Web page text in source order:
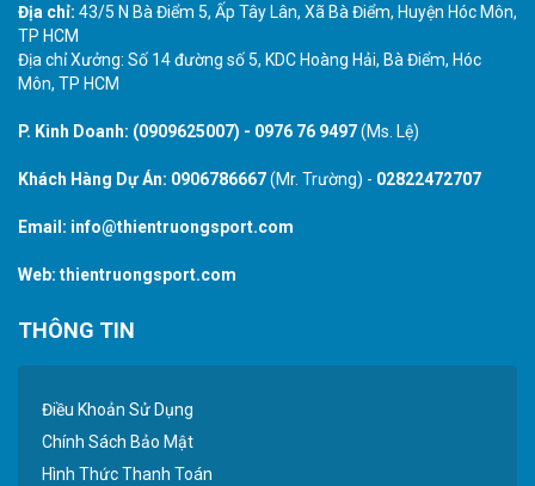
Địa chỉ: 43/5 N Bà Điểm 5, Ấp Tây Lân, Xã Bà Điểm, Huyện Hóc Môn,
TP HCM
Địa chỉ Xưởng: Số 14 đường số 5, KDC Hoàng Hải, Bà Điểm, Hóc
Môn, TP HCM
P. Kinh Doanh: (0909625007) - 0976 76 9497(Ms. Lệ)
Khách Hàng Dự Án: 0906786667(Mr. Trường) - 02822472707
Email: info@thientruongsport.com
Web: thientruongsport.com
THÔNG TIN
Điều Khoản Sử Dụng
Chính Sách Bảo Mật
Hình Thức Thanh Toán